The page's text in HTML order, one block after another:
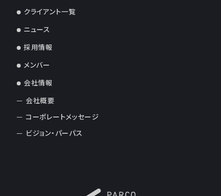
クライアント一覧
ニュース
採用情報
メンバー
会社情報
会社概要
コーポレートメッセージ
ビジョン・パーパス